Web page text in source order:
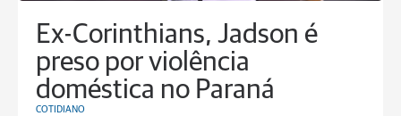
Ex-Corinthians, Jadson é
preso por violência
doméstica no Paraná
COTIDIANO